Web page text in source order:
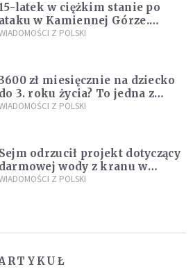
latek w ciężkim stanie po
ataku w Kamiennej Górze.
zatrzymała dwóch
Z POLSKI
zł miesięcznie na dziecko
do 3. roku życia? To jedna z
programu "Rozwój
Z POLSKI
Sejm odrzucił projekt dotyczący
darmowej wody z kranu w
Z POLSKI